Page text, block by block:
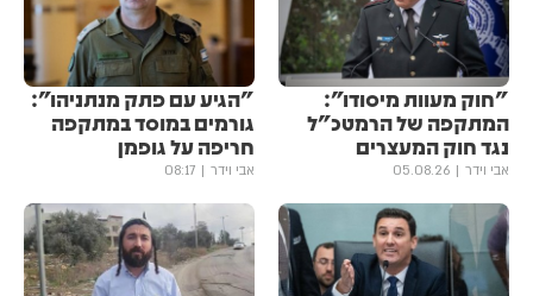
"חוק מעוות מיסודו":
המתקפה של הרמטכ"ל
נגד חוק המעצרים
אבי וידר 05.08.26
"הגיע עם פתק מנתניהו":
גורמים במוסד במתקפה
חריפה על גופמן
אבי וידר 08:17